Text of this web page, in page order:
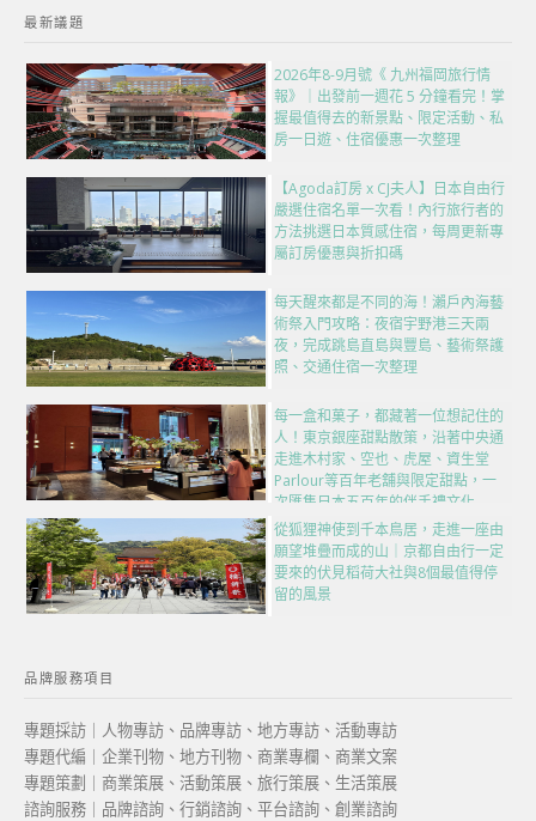
最新議題
2026年8-9月號《 九州福岡旅行情
報》｜出發前一週花 5 分鐘看完！掌
握最值得去的新景點、限定活動、私
房一日遊、住宿優惠一次整理
【Agoda訂房 x CJ夫人】日本自由行
嚴選住宿名單一次看！內行旅行者的
方法挑選日本質感住宿，每周更新專
屬訂房優惠與折扣碼
每天醒來都是不同的海！瀨戶內海藝
術祭入門攻略：夜宿宇野港三天兩
夜，完成跳島直島與豐島、藝術祭護
照、交通住宿一次整理
每一盒和菓子，都藏著一位想記住的
人！東京銀座甜點散策，沿著中央通
走進木村家、空也、虎屋、資生堂
Parlour等百年老舖與限定甜點，一
次匯集日本五百年的伴手禮文化
從狐狸神使到千本鳥居，走進一座由
願望堆疊而成的山｜京都自由行一定
要來的伏見稻荷大社與8個最值得停
留的風景
品牌服務項目
專題採訪｜人物專訪、品牌專訪、地方專訪、活動專訪
專題代編｜企業刊物、地方刊物、商業專欄、商業文案
專題策劃｜商業策展、活動策展、旅行策展、生活策展
諮詢服務｜品牌諮詢、行銷諮詢、平台諮詢、創業諮詢